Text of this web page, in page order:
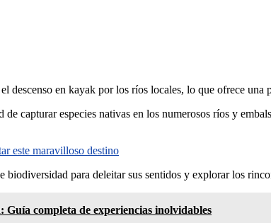
descenso en kayak por los ríos locales, lo que ofrece una
capturar especies nativas en los numerosos ríos y
este maravilloso destino
para deleitar sus sentidos y explorar los
completa de experiencias inolvidables